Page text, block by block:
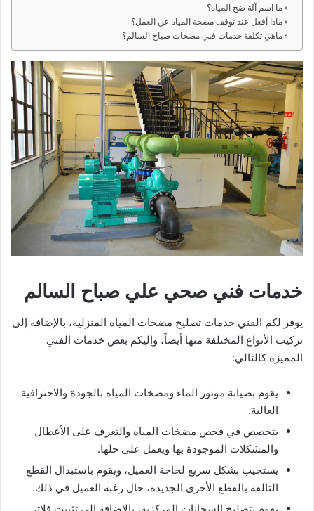
ما اسم آلة ضخ المياه؟
ماذا أفعل عند توقف مضخة المياه عن العمل؟
ماهي تكلفة خدمات فني مضخات صباح السالم؟
خدمات فني صحي علي صباح السالم
يوفر لكم الفني خدمات تصليح مضخات المياه المنزلية، بالإضافة إلى
تركيب الأنواع المختلفة منها أيضاً، وإليكم بعض خدمات الفني
المميزة كالتالي:
يقوم بصيانة موتور الماء ومضخات المياه بالجودة والاحترافية
العالية.
يتخصص في فحص مضخات المياه والتعرف على الأعطال
والمشكلات الموجودة بها ويعمل على حلها.
يستجيب بشكل سريع لحاجة العميل، ويقوم باستبدال القطع
التالفة بالقطع الأخرى الجديدة، حال رغبة العميل في ذلك.